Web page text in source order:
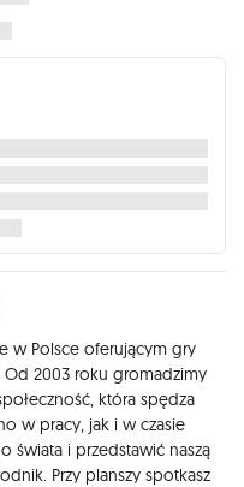
w Polsce oferującym gry
Od 2003 roku gromadzimy
która spędza
w pracy, jak i w czasie
świata i przedstawić naszą
Przy planszy spotkasz